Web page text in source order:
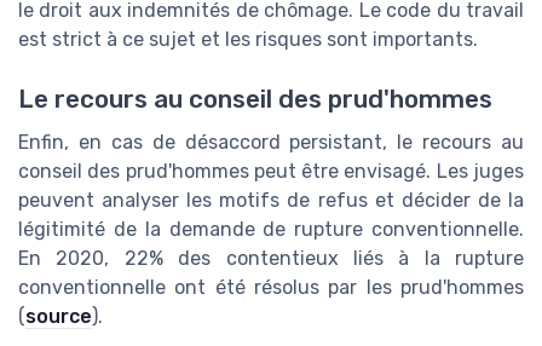
le droit aux indemnités de chômage. Le code du travail
est strict à ce sujet et les risques sont importants.
Le recours au conseil des prud'hommes
Enfin, en cas de désaccord persistant, le recours au
conseil des prud'hommes peut être envisagé. Les juges
peuvent analyser les motifs de refus et décider de la
légitimité de la demande de rupture conventionnelle.
En 2020, 22% des contentieux liés à la rupture
conventionnelle ont été résolus par les prud'hommes
(source).